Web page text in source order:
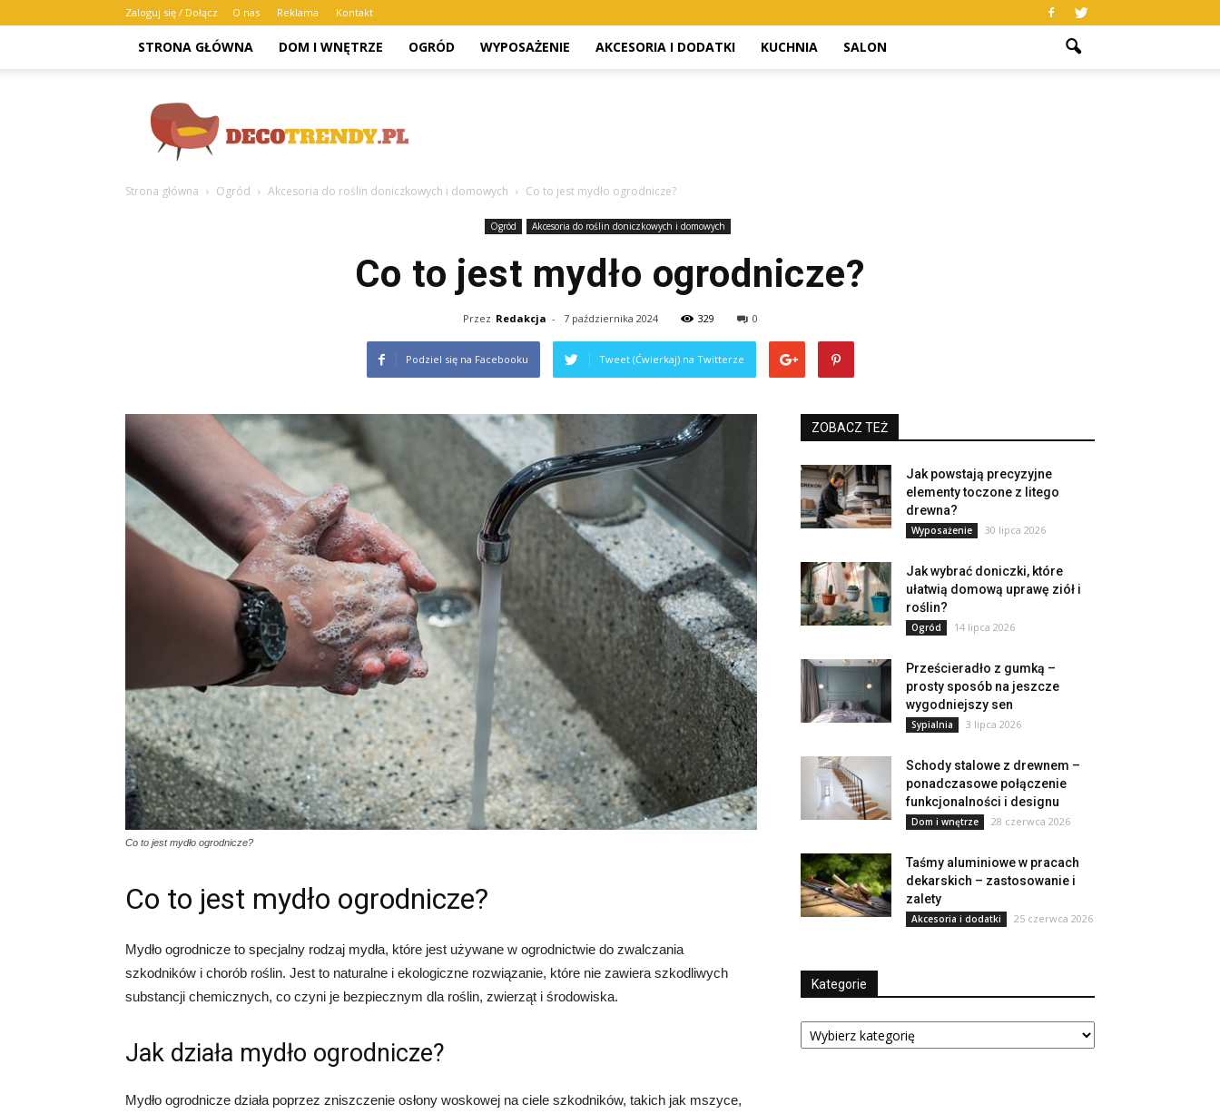
Zaloguj się / Dołącz O nas Reklama Kontakt
STRONA GŁÓWNA DOM I WNĘTRZE OGRÓD WYPOSAŻENIE AKCESORIA I DODATKI KUCHNIA SALON
Decotrendy.pl
Strona główna Ogród Akcesoria do roślin doniczkowych i domowych Co to jest mydło ogrodnicze?
Ogród Akcesoria do roślin doniczkowych i domowych
Co to jest mydło ogrodnicze?
Przez Redakcja - 7 października 2024 329 0
Podziel się na Facebooku Tweet (Ćwierkaj) na Twitterze
Co to jest mydło ogrodnicze?
Co to jest mydło ogrodnicze?
Mydło ogrodnicze to specjalny rodzaj mydła, które jest używane w ogrodnictwie do zwalczania
szkodników i chorób roślin. Jest to naturalne i ekologiczne rozwiązanie, które nie zawiera szkodliwych
substancji chemicznych, co czyni je bezpiecznym dla roślin, zwierząt i środowiska.
Jak działa mydło ogrodnicze?
Mydło ogrodnicze działa poprzez zniszczenie osłony woskowej na ciele szkodników, takich jak mszyce,
ZOBACZ TEŻ
Jak powstają precyzyjne
elementy toczone z litego
drewna?
Wyposażenie 30 lipca 2026
Jak wybrać doniczki, które
ułatwią domową uprawę ziół i
roślin?
Ogród 14 lipca 2026
Prześcieradło z gumką –
prosty sposób na jeszcze
wygodniejszy sen
Sypialnia 3 lipca 2026
Schody stalowe z drewnem –
ponadczasowe połączenie
funkcjonalności i designu
Dom i wnętrze 28 czerwca 2026
Taśmy aluminiowe w pracach
dekarskich – zastosowanie i
zalety
Akcesoria i dodatki 25 czerwca 2026
Kategorie
Kategorie